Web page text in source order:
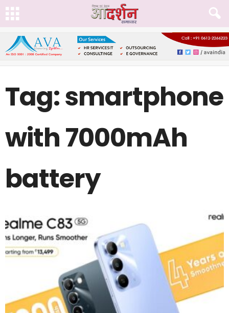
Tag: smartphone
with 7000mAh
battery